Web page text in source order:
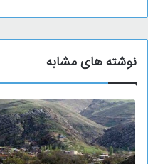
نوشته های مشابه